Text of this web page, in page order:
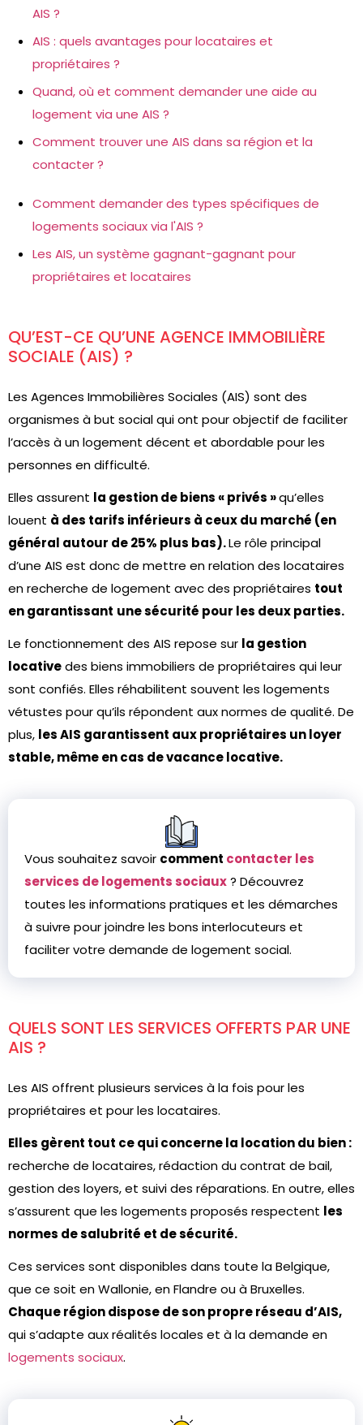
AIS ?
AIS : quels avantages pour locataires et
propriétaires ?
Quand, où et comment demander une aide au
logement via une AIS ?
Comment trouver une AIS dans sa région et la
contacter ?
Comment demander des types spécifiques de
logements sociaux via l'AIS ?
Les AIS, un système gagnant-gagnant pour
propriétaires et locataires
QU’EST-CE QU’UNE AGENCE IMMOBILIÈRE
SOCIALE (AIS) ?
Les Agences Immobilières Sociales (AIS) sont des
organismes à but social qui ont pour objectif de faciliter
l’accès à un logement décent et abordable pour les
personnes en difficulté.
Elles assurent la gestion de biens « privés »qu’elles
louent à des tarifs inférieurs à ceux du marché (en
général autour de 25% plus bas).Le rôle principal
d’une AIS est donc de mettre en relation des locataires
en recherche de logement avec des propriétaires tout
en garantissant une sécurité pour les deux parties.
Le fonctionnement des AIS repose sur la gestion
locativedes biens immobiliers de propriétaires qui leur
sont confiés. Elles réhabilitent souvent les logements
vétustes pour qu’ils répondent aux normes de qualité. De
plus, les AIS garantissent aux propriétaires un loyer
stable, même en cas de vacance locative.
Vous souhaitez savoir comment contacter les
services de logements sociaux? Découvrez
toutes les informations pratiques et les démarches
à suivre pour joindre les bons interlocuteurs et
faciliter votre demande de logement social.
QUELS SONT LES SERVICES OFFERTS PAR UNE
AIS ?
Les AIS offrent plusieurs services à la fois pour les
propriétaires et pour les locataires.
Elles gèrent tout ce qui concerne la location du bien :
recherche de locataires, rédaction du contrat de bail,
gestion des loyers, et suivi des réparations. En outre, elles
s’assurent que les logements proposés respectent les
normes de salubrité et de sécurité.
Ces services sont disponibles dans toute la Belgique,
que ce soit en Wallonie, en Flandre ou à Bruxelles.
Chaque région dispose de son propre réseau d’AIS,
qui s’adapte aux réalités locales et à la demande en
logements sociaux.